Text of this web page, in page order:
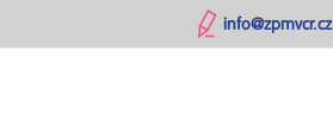
info@zpmvcr.cz